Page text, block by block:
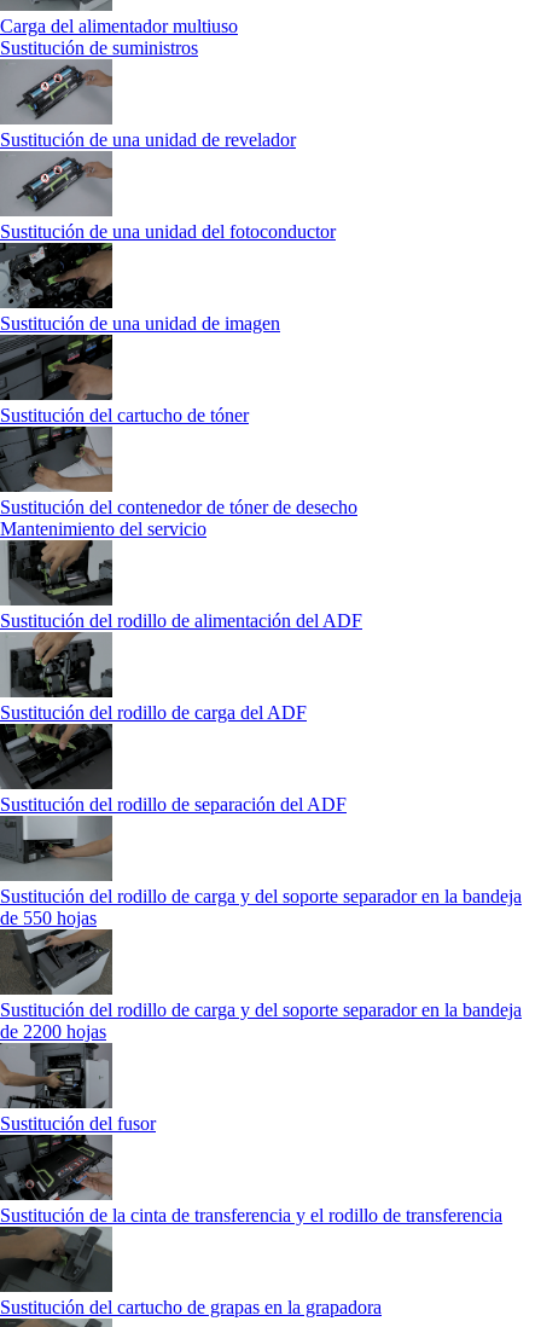
Carga del alimentador multiuso
Sustitución de suministros
Sustitución de una unidad de revelador
Sustitución de una unidad del fotoconductor
Sustitución de una unidad de imagen
Sustitución del cartucho de tóner
Sustitución del contenedor de tóner de desecho
Mantenimiento del servicio
Sustitución del rodillo de alimentación del ADF
Sustitución del rodillo de carga del ADF
Sustitución del rodillo de separación del ADF
Sustitución del rodillo de carga y del soporte separador en la bandeja
de 550 hojas
Sustitución del rodillo de carga y del soporte separador en la bandeja
de 2200 hojas
Sustitución del fusor
Sustitución de la cinta de transferencia y el rodillo de transferencia
Sustitución del cartucho de grapas en la grapadora